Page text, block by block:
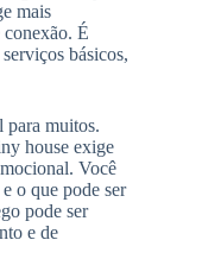
mais
conexão. É
básicos,
para muitos.
house exige
Você
o que pode ser
pode ser
e de